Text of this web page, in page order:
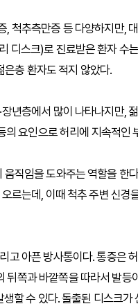
척추측만증 등 다양하지만,
디스크)로 진료받은 환자
층 환자도 적지 않았다.
년층에서 많이 나타나지만,
요인으로 허리에 지속적인
직임을 도와주는 역할을 한
르는데, 이때 척추 주변 신
고 아픈 방사통이다. 통증은
쪽과 바깥쪽을 따라서 발등
할 수 있다. 돌출된 디스크